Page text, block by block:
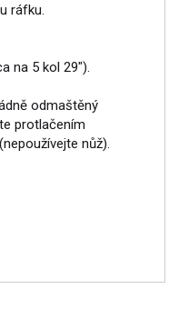
ráfku.
na 5 kol 29").
odmaštěný
protlačením
nůž).